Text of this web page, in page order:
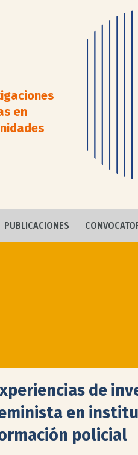
en
PUBLICACIONES
de
en
policial